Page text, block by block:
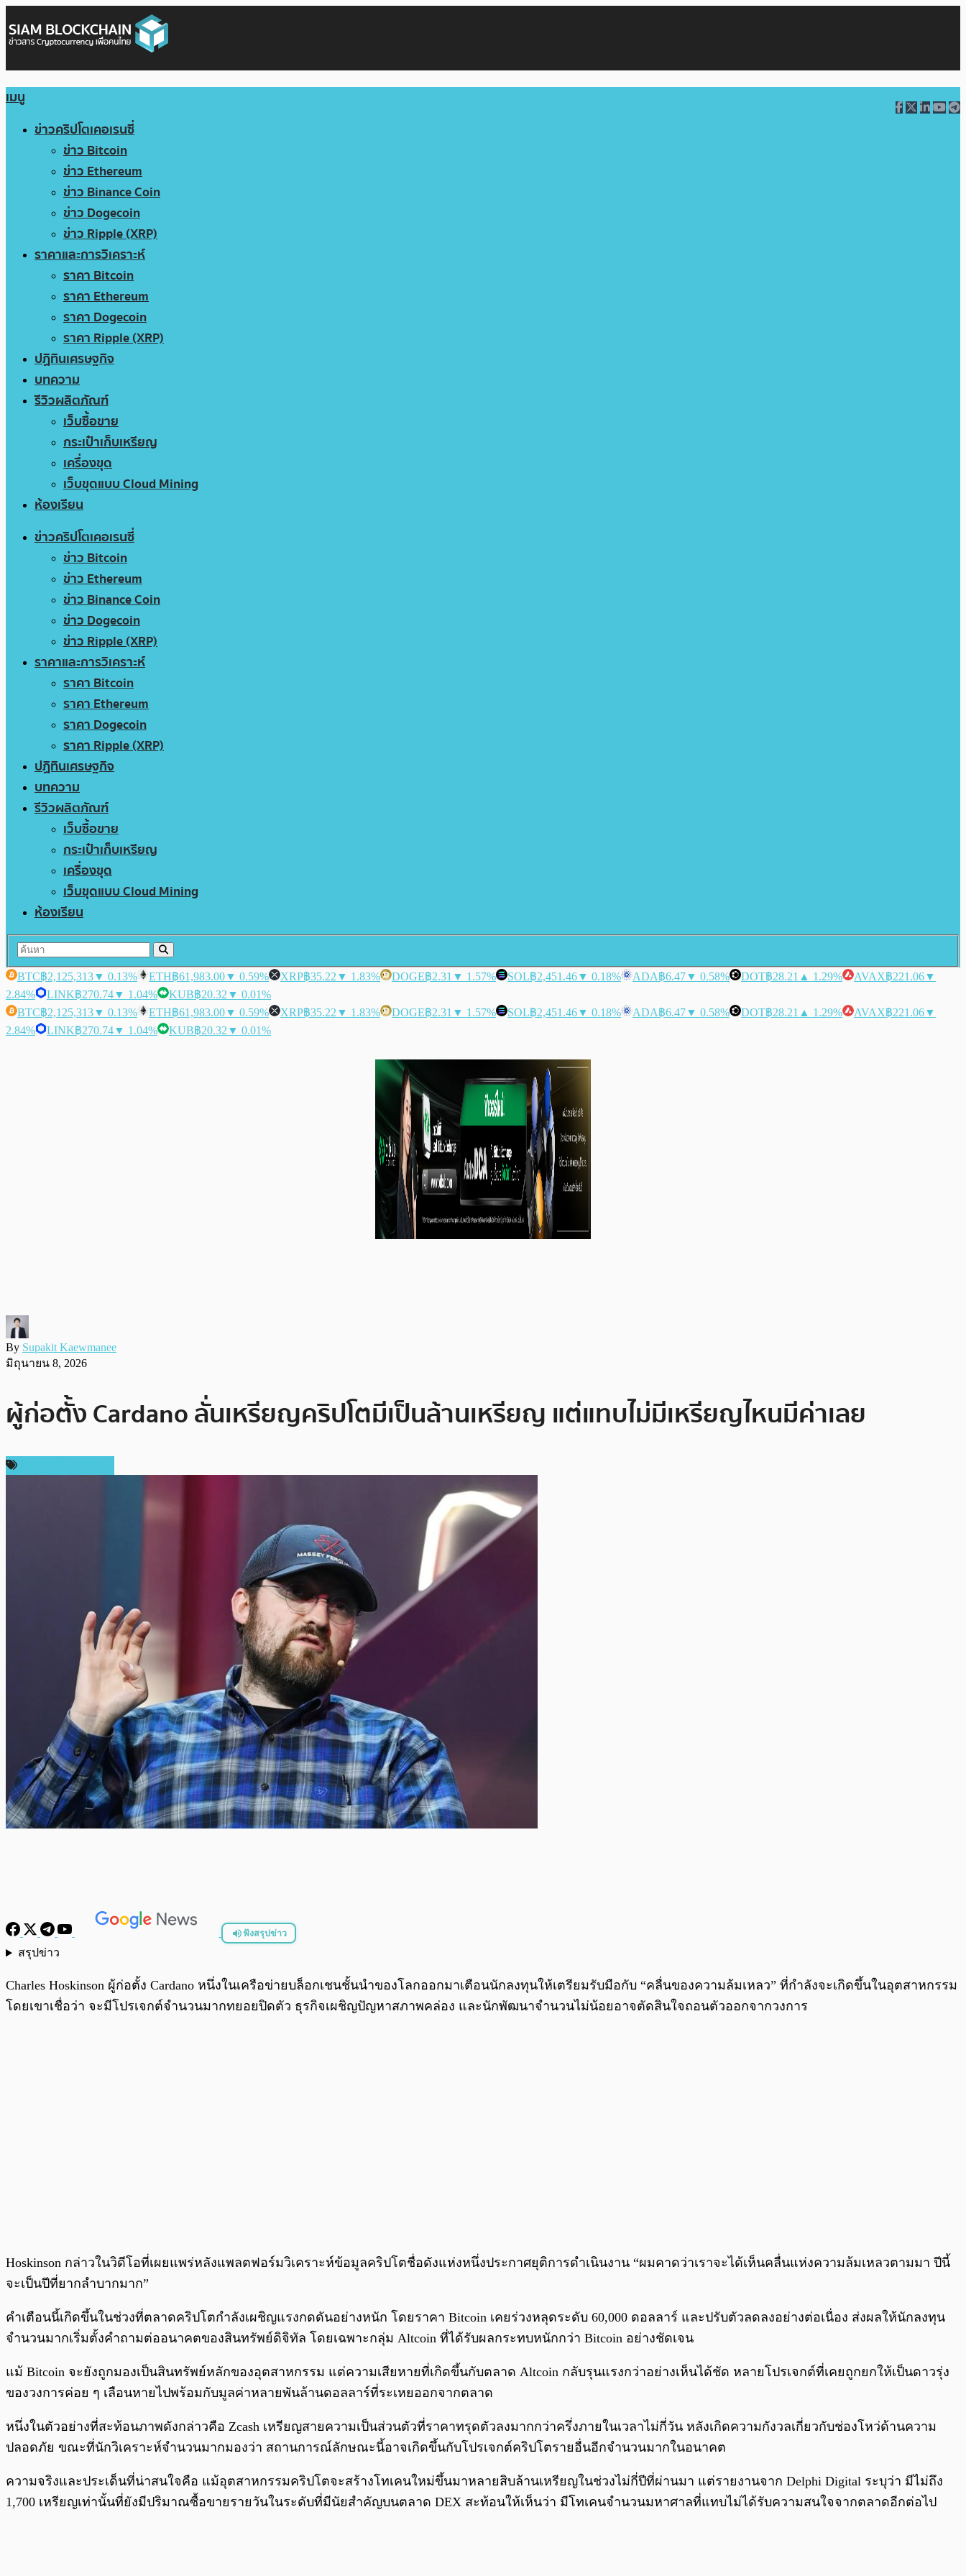
เมนู
ข่าวคริปโตเคอเรนซี่
ข่าว Bitcoin
ข่าว Ethereum
ข่าว Binance Coin
ข่าว Dogecoin
ข่าว Ripple (XRP)
ราคาและการวิเคราะห์
ราคา Bitcoin
ราคา Ethereum
ราคา Dogecoin
ราคา Ripple (XRP)
ปฏิทินเศรษฐกิจ
บทความ
รีวิวผลิตภัณฑ์
เว็บซื้อขาย
กระเป๋าเก็บเหรียญ
เครื่องขุด
เว็บขุดแบบ Cloud Mining
ห้องเรียน
ข่าวคริปโตเคอเรนซี่
ข่าว Bitcoin
ข่าว Ethereum
ข่าว Binance Coin
ข่าว Dogecoin
ข่าว Ripple (XRP)
ราคาและการวิเคราะห์
ราคา Bitcoin
ราคา Ethereum
ราคา Dogecoin
ราคา Ripple (XRP)
ปฏิทินเศรษฐกิจ
บทความ
รีวิวผลิตภัณฑ์
เว็บซื้อขาย
กระเป๋าเก็บเหรียญ
เครื่องขุด
เว็บขุดแบบ Cloud Mining
ห้องเรียน
BTC฿2,125,313▼ 0.13% ETH฿61,983.00▼ 0.59% XRP฿35.22 ▼ 1.83% DOGE฿2.31 ▼ 1.57% SOL฿2,451.46▼ 0.18% ADA฿6.47▼ 0.58% DOT฿28.21 ▲ 1.29% AVAX฿221.06▼
2.84%
LINK฿270.74▼ 1.04% KUB฿20.32 ▼ 0.01%
BTC฿2,125,313▼ 0.13% ETH฿61,983.00▼ 0.59% XRP฿35.22 ▼ 1.83% DOGE฿2.31 ▼ 1.57% SOL฿2,451.46▼ 0.18% ADA฿6.47▼ 0.58% DOT฿28.21 ▲ 1.29% AVAX฿221.06▼
2.84%
LINK฿270.74▼ 1.04% KUB฿20.32 ▼ 0.01%
By Supakit Kaewmanee
มิถุนายน 8, 2026
ผู้ก่อตั้ง Cardano ลั่นเหรียญคริปโตมีเป็นล้านเหรียญ แต่แทบไม่มีเหรียญไหนมีค่าเลย
ฟังสรุปข่าว
สรุปข่าว
Charles Hoskinson ผู้ก่อตั้ง Cardano หนึ่งในเครือข่ายบล็อกเชนชั้นนำของโลกออกมาเตือนนักลงทุนให้เตรียมรับมือกับ “คลื่นของความล้มเหลว” ที่กำลังจะเกิดขึ้นในอุตสาหกรรม
โดยเขาเชื่อว่า จะมีโปรเจกต์จำนวนมากทยอยปิดตัว ธุรกิจเผชิญปัญหาสภาพคล่อง และนักพัฒนาจำนวนไม่น้อยอาจตัดสินใจถอนตัวออกจากวงการ
Hoskinson กล่าวในวิดีโอที่เผยแพร่หลังแพลตฟอร์มวิเคราะห์ข้อมูลคริปโตชื่อดังแห่งหนึ่งประกาศยุติการดำเนินงาน “ผมคาดว่าเราจะได้เห็นคลื่นแห่งความล้มเหลวตามมา ปีนี้
จะเป็นปีที่ยากลำบากมาก”
คำเตือนนี้เกิดขึ้นในช่วงที่ตลาดคริปโตกำลังเผชิญแรงกดดันอย่างหนัก โดยราคา Bitcoin เคยร่วงหลุดระดับ 60,000 ดอลลาร์ และปรับตัวลดลงอย่างต่อเนื่อง ส่งผลให้นักลงทุน
จำนวนมากเริ่มตั้งคำถามต่ออนาคตของสินทรัพย์ดิจิทัล โดยเฉพาะกลุ่ม Altcoin ที่ได้รับผลกระทบหนักกว่า Bitcoin อย่างชัดเจน
แม้ Bitcoin จะยังถูกมองเป็นสินทรัพย์หลักของอุตสาหกรรม แต่ความเสียหายที่เกิดขึ้นกับตลาด Altcoin กลับรุนแรงกว่าอย่างเห็นได้ชัด หลายโปรเจกต์ที่เคยถูกยกให้เป็นดาวรุ่ง
ของวงการค่อย ๆ เลือนหายไปพร้อมกับมูลค่าหลายพันล้านดอลลาร์ที่ระเหยออกจากตลาด
หนึ่งในตัวอย่างที่สะท้อนภาพดังกล่าวคือ Zcash เหรียญสายความเป็นส่วนตัวที่ราคาทรุดตัวลงมากกว่าครึ่งภายในเวลาไม่กี่วัน หลังเกิดความกังวลเกี่ยวกับช่องโหว่ด้านความ
ปลอดภัย ขณะที่นักวิเคราะห์จำนวนมากมองว่า สถานการณ์ลักษณะนี้อาจเกิดขึ้นกับโปรเจกต์คริปโตรายอื่นอีกจำนวนมากในอนาคต
ความจริงและประเด็นที่น่าสนใจคือ แม้อุตสาหกรรมคริปโตจะสร้างโทเคนใหม่ขึ้นมาหลายสิบล้านเหรียญในช่วงไม่กี่ปีที่ผ่านมา แต่รายงานจาก Delphi Digital ระบุว่า มีไม่ถึง
1,700 เหรียญเท่านั้นที่ยังมีปริมาณซื้อขายรายวันในระดับที่มีนัยสำคัญบนตลาด DEX สะท้อนให้เห็นว่า มีโทเคนจำนวนมหาศาลที่แทบไม่ได้รับความสนใจจากตลาดอีกต่อไป